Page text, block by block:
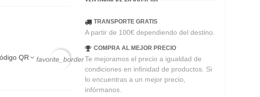
QR favorite_border
TRANSPORTE GRATIS
A partir de 100€ dependiendo del destino.
COMPRA AL MEJOR PRECIO
Te mejoramos el precio a igualdad de
condiciones en infinidad de productos. Si
lo encuentras a un mejor precio,
infórmanos.